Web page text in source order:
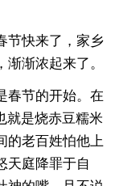
节快来了，家乡
渐浓起来了。
春节的开始。在
就是烧赤豆糯米
的老百姓怕他上
天庭降罪于自